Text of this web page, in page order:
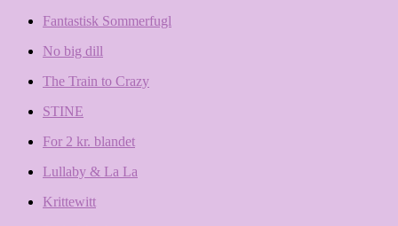
Fantastisk Sommerfugl
No big dill
The Train to Crazy
STINE
For 2 kr. blandet
Lullaby & La La
Krittewitt